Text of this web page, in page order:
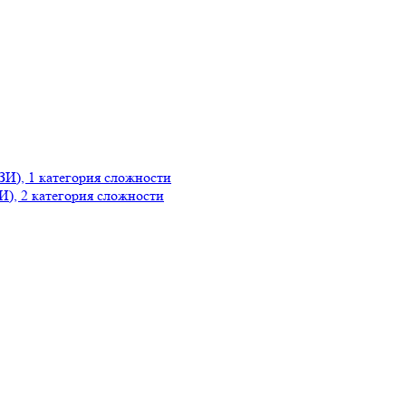
1 категория сложности
2 категория сложности